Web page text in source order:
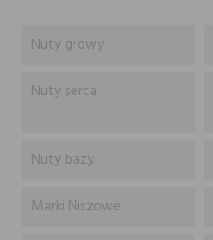
Nuty głowy
Nuty serca
Nuty bazy
Marki Niszowe